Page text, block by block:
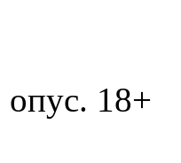
18+